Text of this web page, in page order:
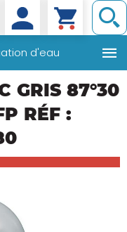
d'eau
GRIS 87°30
RÉF :